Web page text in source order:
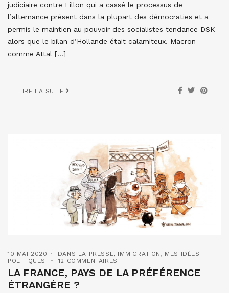
judiciaire contre Fillon qui a cassé le processus de
l’alternance présent dans la plupart des démocraties et a
permis le maintien au pouvoir des socialistes tendance DSK
alors que le bilan d’Hollande était calamiteux. Macron
comme Attal […]
LIRE LA SUITE
10 MAI 2020 DANS LA PRESSE, IMMIGRATION , MES IDÉES
POLITIQUES
12 COMMENTAIRES
LA FRANCE, PAYS DE LA PRÉFÉRENCE
ÉTRANGÈRE ?